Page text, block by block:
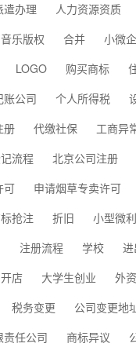
遣办理 人力资源资质
音乐版权 合并 小微
LOGO 购买商标
账公司 个人所得税
册 代缴社保 工商异
流程 北京公司注册
可 申请烟草专卖许可
抢注 折旧 小型微利
注册流程 学校
开店 大学生创业 外
税务变更 公司变更地
责任公司 商标异议